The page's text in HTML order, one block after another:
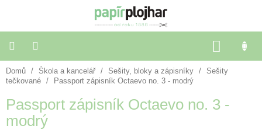
KOŠÍK
Balení
dárků
Dekorace
a
doplňky
Domů / Škola a kancelář / Sešity, bloky a zápisníky /
Sešity
tečkované
/ Passport zápisník Octaevo no. 3 - modrý
Passport zápisník Octaevo no. 3 -
modrý